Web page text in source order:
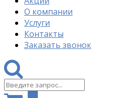
О компании
Услуги
Контакты
Заказать звонок